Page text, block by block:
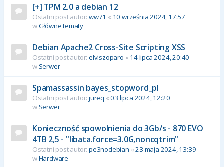
[+] TPM 2.0 a debian 12
Ostatni post autor: ww71 « 10 września 2024, 17:57
wGłówne tematy
Debian Apache2 Cross-Site Scripting XSS
Ostatni post autor: elviszoparo « 14 lipca 2024, 20:40
w Serwer
Spamassassin bayes_stopword_pl
Ostatni post autor: jureq «03 lipca 2024, 12:20
w Serwer
Konieczność spowolnienia do 3Gb/s - 870 EVO
4TB 2,5 - "libata.force=3.0G,noncqtrim"
Ostatni post autor: pe3nodebian «23 maja 2024, 13:39
wHardware